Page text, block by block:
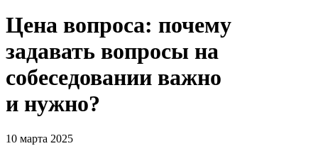
Цена вопроса: почему
задавать вопросы на
собеседовании важно
и нужно?
10 марта 2025